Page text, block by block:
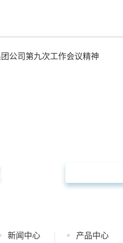
公司第九次工作会议精神
新闻中心 产品中心